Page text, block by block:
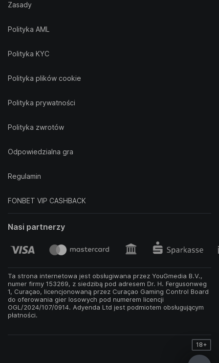
Zasady
Polityka AML
Polityka KYC
Polityka plików cookie
Polityka prywatności
Polityka zwrotów
Odpowiedzialna gra
Regulamin
FONBET VIP CASHBACK
Nasi partnerzy
Ta strona internetowa jest obsługiwana przez YouGmedia B.V.,
numer firmy 153269, z siedzibą pod adresem Dr. H. Fergusonweg
1, Curaçao, licencjonowaną przez Curaçao Gaming Control Board
do oferowania gier losowych pod numerem licencji
OGL/2024/107/0914. Adyenda Ltd jest podmiotem obsługującym
płatności.
18+